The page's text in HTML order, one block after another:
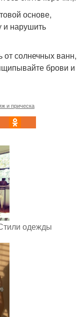
основе,
и нарушить
от солнечных ванн,
брови и
и прическа
одежды